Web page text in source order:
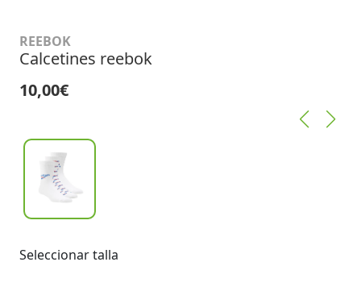
REEBOK
Calcetines reebok
10,00€
Seleccionar talla